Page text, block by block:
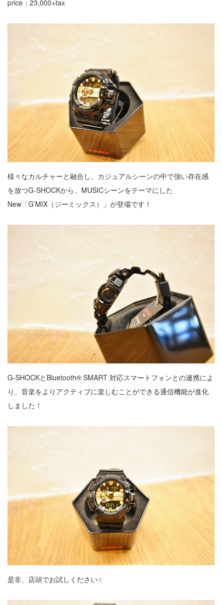
price：23,000+tax
様々なカルチャーと融合し、カジュアルシーンの中で強い存在感
を放つG-SHOCKから、MUSICシーンをテーマにした
New「G’MIX（ジーミックス）」が登場です！
G-SHOCKとBluetooth® SMART 対応スマートフォンとの連携によ
り、音楽をよりアクティブに楽しむことができる通信機能が進化
しました！
是非、店頭でお試しください☝︎